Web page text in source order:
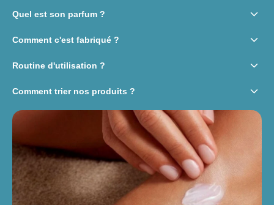
Quel est son parfum ? keyboard_arrow_down
Comment c'est fabriqué ? keyboard_arrow_down
Routine d'utilisation ? keyboard_arrow_down
Comment trier nos produits ? keyboard_arrow_down